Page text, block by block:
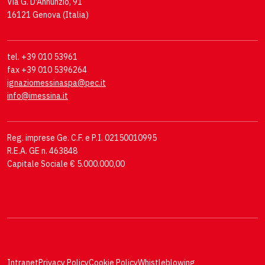
16121 Genova (Italia)
tel. +39 010 53961
fax +39 010 5396264
ignaziomessinaspa@pec.it
info@imessina.it
Reg. imprese Ge. C.F. e P.I. 02150010995
R.E.A. GE n. 463848
Capitale Sociale € 5.000.000,00
IntranetPrivacy PolicyCookie PolicyWhistleblowing